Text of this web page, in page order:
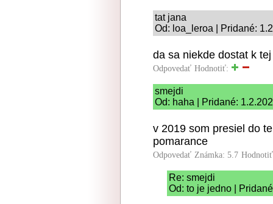
tat jana
Od: loa_leroa | Pridané:
da sa niekde dostat k
Odpovedať Hodnotiť:
smejdi
Od: haha | Pridané:
v 2019 som presiel do
pomarance
Odpovedať Známka: 5.7
Re: smejdi
Od: to je jedno |